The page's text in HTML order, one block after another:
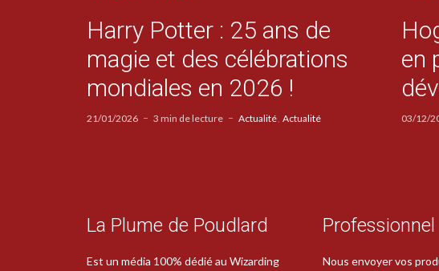
Harry Potter : 25 ans de
magie et des célébrations
mondiales en 2026 !
21/01/2026 3 min de lecture Actualité Actualité
en
03/12/
La Plume de Poudlard
Est un média 100% dédié au Wizarding
Professionnel
Nous envoyer vos